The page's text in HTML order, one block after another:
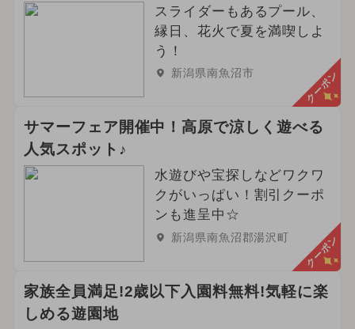
2024年5月のイベント
2026年9月のイベント
2025年6月のイベント
夏休み（涼しい）
2026年4月のイベント
2024年9月のイベント
2026年10月のイベント アウトドア
夏休み（日帰り）
スライダーもあるプール、
縁日、花火で夏を満喫しよ
う！
新潟県南魚沼市 クーポン
サマーフェア開催中！高原で涼しく遊べる
人気スポット♪
水遊びや宝探しなどワクワ
クがいっぱい！割引クーポ
ンも進呈中☆
新潟県南魚沼郡湯沢町 クーポン
家族全員満足!2歳以下入園料無料!気軽に楽
しめる遊園地